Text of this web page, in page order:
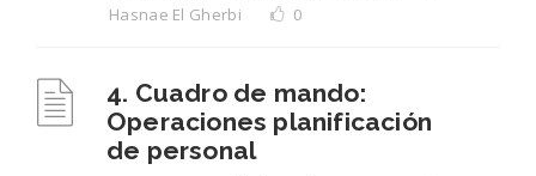
Hasnae El Gherbi
0
4. Cuadro de mando:
Operaciones planificación
de personal